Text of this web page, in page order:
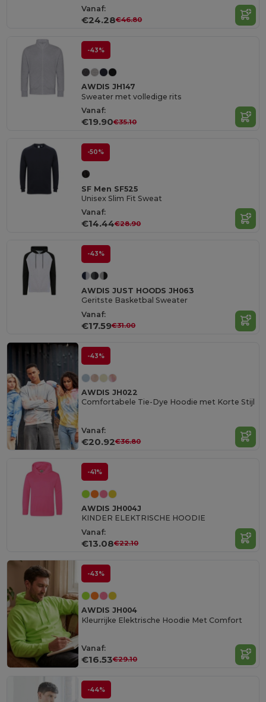
Vanaf:
€24.28€46.80
-43%
AWDIS JH147
Sweater met volledige rits
Vanaf:
€19.90€35.10
-50%
SF Men SF525
Unisex Slim Fit Sweat
Vanaf:
€14.44€28.90
-43%
AWDIS JUST HOODS JH063
Geritste Basketbal Sweater
Vanaf:
€17.59€31.00
-43%
AWDIS JH022
Comfortabele Tie-Dye Hoodie met Korte Stijl
Vanaf:
€20.92€36.80
-41%
AWDIS JH004J
KINDER ELEKTRISCHE HOODIE
Vanaf:
€13.08€22.10
-43%
AWDIS JH004
Kleurrijke Elektrische Hoodie Met Comfort
Vanaf:
€16.53€29.10
-44%